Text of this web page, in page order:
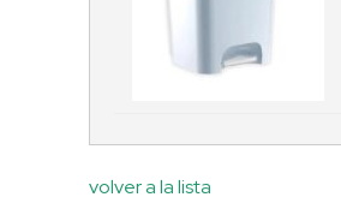
volver a la lista